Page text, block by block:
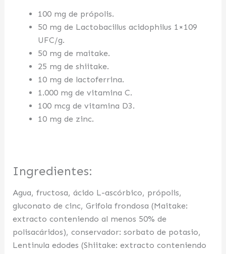
100 mg de própolis.
50 mg de Lactobacillus acidophilus 1×109
UFC/g.
50 mg de maitake.
25 mg de shiitake.
10 mg de lactoferrina.
1.000 mg de vitamina C.
100 mcg de vitamina D3.
10 mg de zinc.
Ingredientes:
Agua, fructosa, ácido L-ascórbico, própolis,
gluconato de cinc, Grifola frondosa (Maitake:
extracto conteniendo al menos 50% de
polisacáridos), conservador: sorbato de potasio,
Lentinula edodes (Shiitake: extracto conteniendo